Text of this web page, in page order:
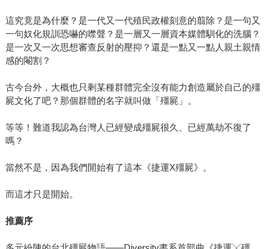
這究竟是為什麼？是一代又一代殖民政權刻意的翦除？是一句又
一句奴化規訓恐嚇的噤聲？是一層又一層資本媒體馴化的洗腦？
是一次又一次思想審查反射的壓抑？還是一點又一點人親土親情
感的閹割？
古今台外，大概也只剩某種群體完全沒有能力創造屬於自己的殭
屍文化了吧？那個群體的名字就叫做「殭屍」。
等等！難道我認為台灣人已經變成殭屍很久、已經萬劫不復了
嗎？
當然不是，因為我們開始有了這本《捷運X殭屍》。
而這才只是開始。
推薦序